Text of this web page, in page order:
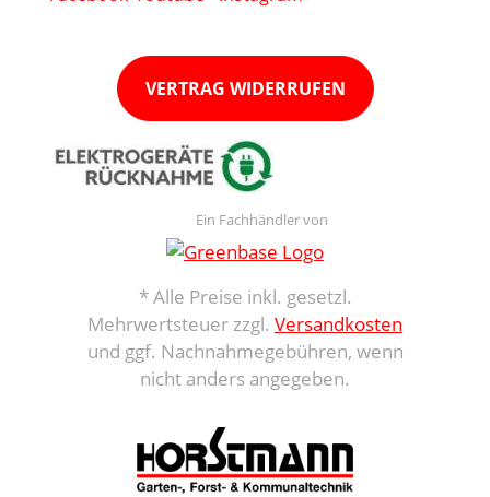
VERTRAG WIDERRUFEN
Ein Fachhändler von
* Alle Preise inkl. gesetzl.
Mehrwertsteuer zzgl. Versandkosten
und ggf. Nachnahmegebühren, wenn
nicht anders angegeben.